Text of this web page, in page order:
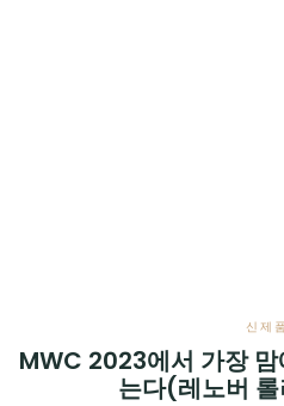
신제품
MWC 2023에서 가장
는다(레노버